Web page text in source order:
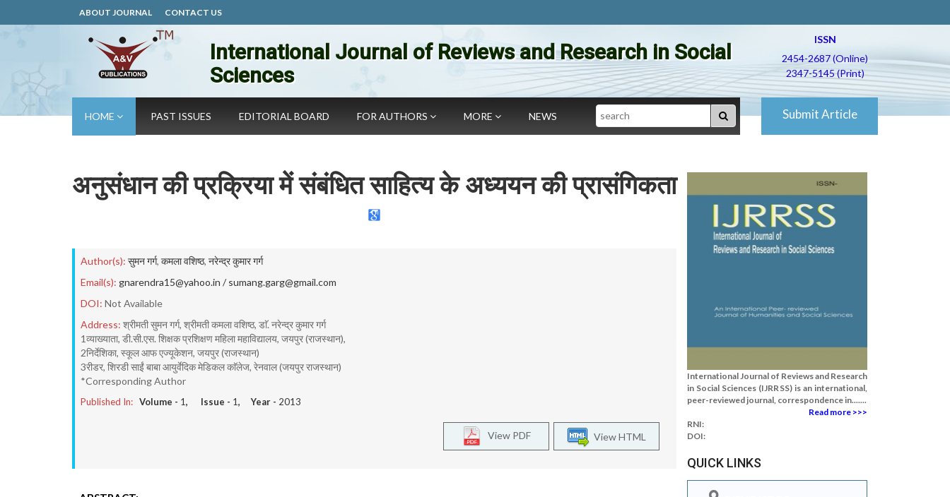
ABOUT JOURNAL CONTACT US
International Journal of Reviews and Research in Social
Sciences
ISSN
2454-2687 (Online)
2347-5145 (Print)
HOME PAST ISSUES EDITORIAL BOARD FOR AUTHORS MORE NEWS Search Submit Article
अनुसंधान की प्रक्रिया में संबंधित साहित्य के अध्ययन की प्रासंगिकता
Author(s): सुमन गर्ग, कमला वशिष्ठ, नरेन्द्र कुमार गर्ग
Email(s): gnarendra15@yahoo.in / sumang.garg@gmail.com
DOI: Not Available
Address: श्रीमती सुमन गर्ग, श्रीमती कमला वशिष्ठ, डाॅ. नरेन्द्र कुमार गर्ग
1व्याख्याता, डी.सी.एस. शिक्षक प्रशिक्षण महिला महाविद्यालय, जयपुर (राजस्थान),
2निर्देशिका, स्कूल आफ एज्यूकेशन, जयपुर (राजस्थान)
3रीडर, शिरडी साईं बाबा आयुर्वेदिक मेडिकल काॅलेज, रेनवाल (जयपुर राजस्थान)
*Corresponding Author
Published In: Volume - 1, Issue - 1, Year - 2013
View HTML
View PDF
International Journal of Reviews and Research
in Social Sciences (IJRRSS) is an international,
peer-reviewed journal, correspondence in.......
Read more >>>
RNI:
DOI:
QUICK LINKS